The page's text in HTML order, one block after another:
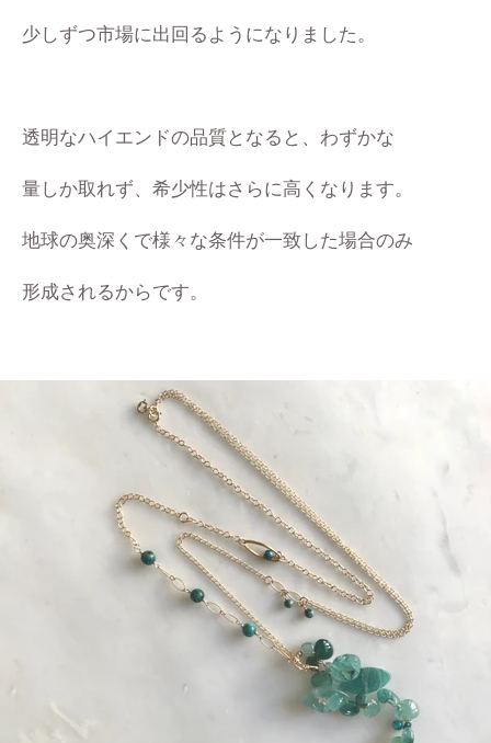
少しずつ市場に出回るようになりました。
透明なハイエンドの品質となると、わずかな
量しか取れず、希少性はさらに高くなります。
地球の奥深くで様々な条件が一致した場合のみ
形成されるからです。